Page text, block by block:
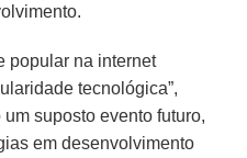
popular na internet
tecnológica”,
suposto evento futuro,
em desenvolvimento